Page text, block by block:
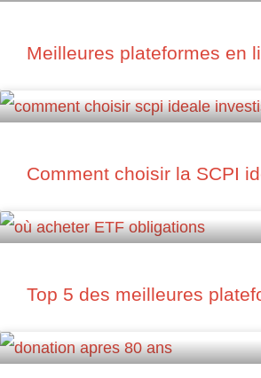
Meilleures plateformes en
Comment choisir la SCPI
Top 5 des meilleures